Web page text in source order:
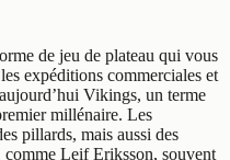
de jeu de plateau qui vous
expéditions commerciales et
Vikings, un terme
millénaire. Les
pillards, mais aussi des
comme Leif Eriksson, souvent